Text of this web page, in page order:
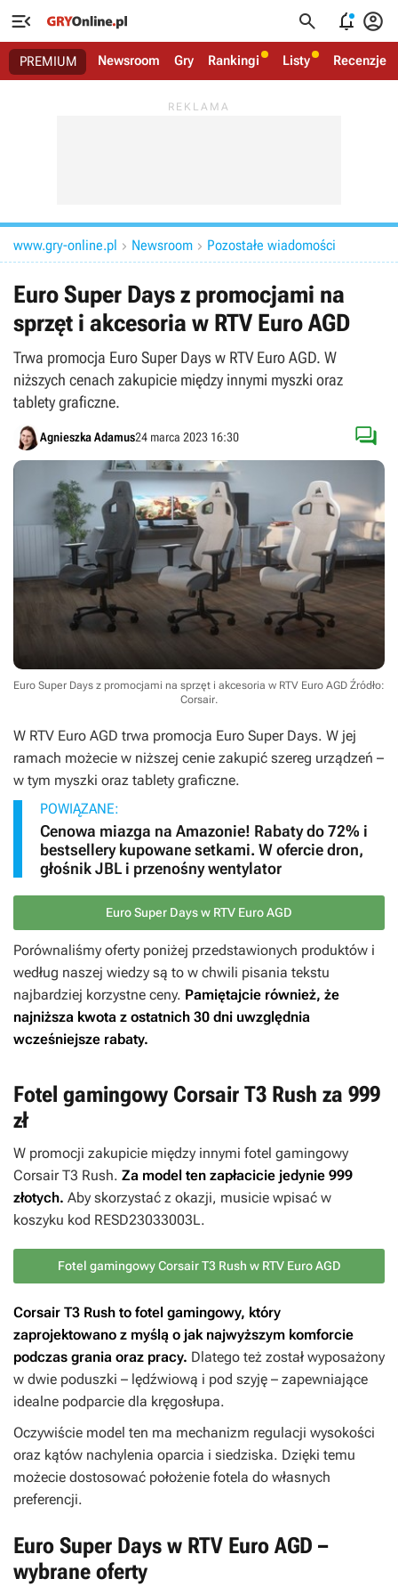
   
PREMIUM Newsroom Gry Rankingi Listy Recenzje
www.gry-online.pl  Newsroom  Pozostałe wiadomości
Euro Super Days z promocjami na
sprzęt i akcesoria w RTV Euro AGD
Trwa promocja Euro Super Days w RTV Euro AGD. W
niższych cenach zakupicie między innymi myszki oraz
tablety graficzne.
Agnieszka Adamus24 marca 2023 16:30 
Euro Super Days z promocjami na sprzęt i akcesoria w RTV Euro AGD Źródło:
Corsair.
W RTV Euro AGD trwa promocja Euro Super Days. W jej
ramach możecie w niższej cenie zakupić szereg urządzeń –
w tym myszki oraz tablety graficzne.
POWIĄZANE:
Cenowa miazga na Amazonie! Rabaty do 72% i
bestsellery kupowane setkami. W ofercie dron,
głośnik JBL i przenośny wentylator
Euro Super Days w RTV Euro AGD
Porównaliśmy oferty poniżej przedstawionych produktów i
według naszej wiedzy są to w chwili pisania tekstu
najbardziej korzystne ceny. Pamiętajcie również, że
najniższa kwota z ostatnich 30 dni uwzględnia
wcześniejsze rabaty.
Fotel gamingowy Corsair T3 Rush za 999
zł
W promocji zakupicie między innymi fotel gamingowy
Corsair T3 Rush. Za model ten zapłacicie jedynie 999
złotych. Aby skorzystać z okazji, musicie wpisać w
koszyku kod RESD23033003L.
Fotel gamingowy Corsair T3 Rush w RTV Euro AGD
Corsair T3 Rush to fotel gamingowy, który
zaprojektowano z myślą o jak najwyższym komforcie
podczas grania oraz pracy. Dlatego też został wyposażony
w dwie poduszki – lędźwiową i pod szyję – zapewniające
idealne podparcie dla kręgosłupa.
Oczywiście model ten ma mechanizm regulacji wysokości
oraz kątów nachylenia oparcia i siedziska. Dzięki temu
możecie dostosować położenie fotela do własnych
preferencji.
Euro Super Days w RTV Euro AGD –
wybrane oferty